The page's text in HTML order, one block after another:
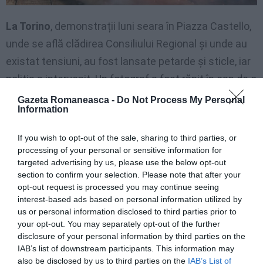
Gazeta Romaneasca - Do Not Process My Personal
Information
If you wish to opt-out of the sale, sharing to third parties, or
processing of your personal or sensitive information for
targeted advertising by us, please use the below opt-out
section to confirm your selection. Please note that after your
opt-out request is processed you may continue seeing
interest-based ads based on personal information utilized by
us or personal information disclosed to third parties prior to
your opt-out. You may separately opt-out of the further
disclosure of your personal information by third parties on the
IAB’s list of downstream participants. This information may
also be disclosed by us to third parties on the IAB’s List of
La Torino, demonstrații luni seara în Piazza Castello,
unde se află clădirea Consiliului Regional și unde au
existat tensiuni, au fost lansate petarde și sticle, iar
poliția a intervenit. Un fotograf a fost rănit în cap de o
sticlă aruncată de manifestanți.
într-un câmp de luptă: vitrine sparte, petarde, sticle
incendiare, gaze lacrimogene, pubele răsturnate și
incendiate. Doi polițiști răniți și nouă persoane
arestate.